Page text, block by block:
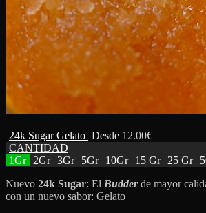
24k Sugar Gelato Desde 12.00€
CANTIDAD
1Gr
2Gr 3Gr 5Gr 10Gr 15 Gr 25 Gr
Nuevo 24k Sugar: El Budderde mayor
con un nuevo sabor: Gelato